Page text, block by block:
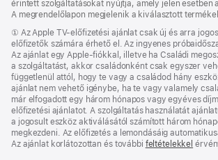
érintett szolgáltatásokat nyújtja, amely jelen esetben
A megrendelőlapon megjelenik a kiválasztott
Lábjegyzet
① Az Apple TV-előfizetési ajánlat csak új és arra
előfizetők számára érhető el. Az ingyenes
Az ajánlat egy Apple-fiókkal, illetve ha Családi
a szolgáltatást, akkor családonként csak egyszer
függetlenül attól, hogy te vagy a családod hány
ajánlat nem vehető igénybe, ha te vagy valamely
már elfogadott egy három hónapos vagy egyéves
előfizetési ajánlatot. A szolgáltatás használatát
a jogosult eszköz aktiválásától számított három
megkezdeni. Az előfizetés a lemondásáig
Az ajánlat korlátozottan és további feltételekkel